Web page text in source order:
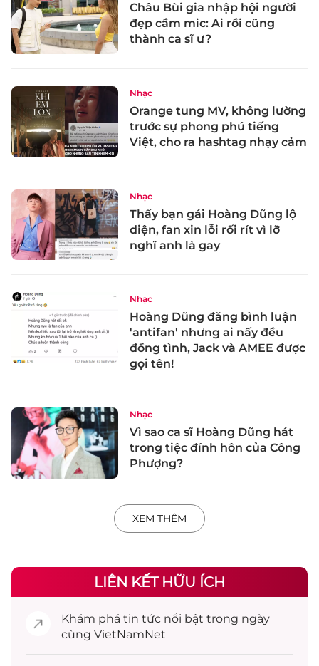
Châu Bùi gia nhập hội người
đẹp cầm mic: Ai rồi cũng
thành ca sĩ ư?
Nhạc
Orange tung MV, không lường
trước sự phong phú tiếng
Việt, cho ra hashtag nhạy cảm
Nhạc
Thấy bạn gái Hoàng Dũng lộ
diện, fan xin lỗi rối rít vì lỡ
nghĩ anh là gay
Nhạc
Hoàng Dũng đăng bình luận
'antifan' nhưng ai nấy đều
đồng tình, Jack và AMEE được
gọi tên!
Nhạc
Vì sao ca sĩ Hoàng Dũng hát
trong tiệc đính hôn của Công
Phượng?
XEM THÊM
LIÊN KẾT HỮU ÍCH
Khám phá tin tức nổi bật trong ngày
cùng VietNamNet